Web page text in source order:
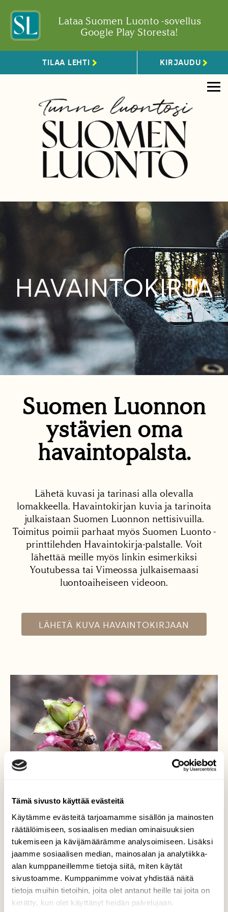
Tämä sivusto käyttää evästeitä
Käytämme evästeitä tarjoamamme sisällön ja mainosten
räätälöimiseen, sosiaalisen median ominaisuuksien
tukemiseen ja kävijämäärämme analysoimiseen. Lisäksi
jaamme sosiaalisen median, mainosalan ja analytiikka-
alan kumppaneillemme tietoja siitä, miten käytät
sivustoamme. Kumppanimme voivat yhdistää näitä
tietoja muihin tietoihin, joita olet antanut heille tai joita on
kerätty, kun olet käyttänyt heidän palvelujaan.
Lataa Suomen Luonto -sovellus
Google Play Storesta!
TILAA LEHTI KIRJAUDU
HAVAINTOKIRJA
Suomen Luonnon
ystävien oma
havaintopalsta.
Lähetä kuvasi ja tarinasi alla olevalla
lomakkeella. Havaintokirjan kuvia ja tarinoita
julkaistaan Suomen Luonnon nettisivuilla.
Toimitus poimii parhaat myös Suomen Luonto -
printtilehden Havaintokirja-palstalle. Voit
lähettää meille myös linkin esimerkiksi
Youtubessa tai Vimeossa julkaisemaasi
luontoaiheiseen videoon.
LÄHETÄ KUVA HAVAINTOKIRJAAN